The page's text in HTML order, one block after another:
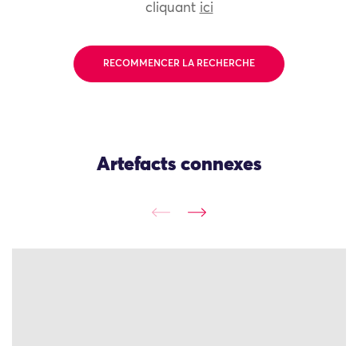
cliquant ici
RECOMMENCER LA RECHERCHE
Artefacts connexes